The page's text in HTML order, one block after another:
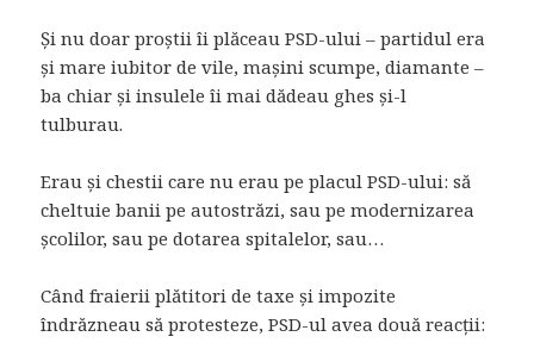
Și nu doar proștii îi plăceau PSD-ului – partidul era
și mare iubitor de vile, mașini scumpe, diamante –
ba chiar și insulele îi mai dădeau ghes și-l
tulburau.
Erau și chestii care nu erau pe placul PSD-ului: să
cheltuie banii pe autostrăzi, sau pe modernizarea
școlilor, sau pe dotarea spitalelor, sau…
Când fraierii plătitori de taxe și impozite
îndrăzneau să protesteze, PSD-ul avea două reacții: